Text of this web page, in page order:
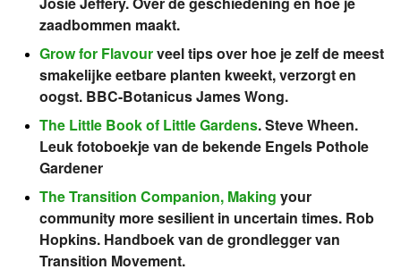
zaadbommen maakt.
Grow for Flavourveel tips over hoe je zelf de meest
smakelijke eetbare planten kweekt, verzorgt en
oogst. BBC-Botanicus James Wong.
The Little Book of Little Gardens. Steve Wheen.
Leuk fotoboekje van de bekende Engels Pothole
Gardener
The Transition Companion, Making your
community more sesilient in uncertain times. Rob
Hopkins. Handboek van de grondlegger van
Transition Movement.